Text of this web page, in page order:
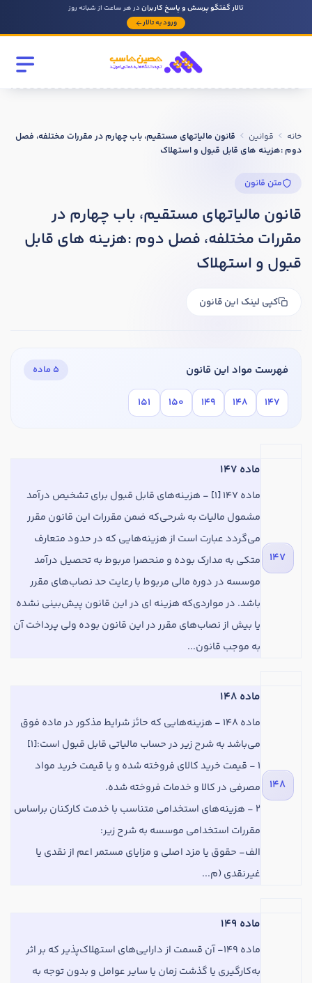
تالار گفتگو پرسش و پاسخ کاربراندر هر ساعت از شبانه روز
ورود به تالار
خانه قوانین
قانون مالیاتهای مستقیم، باب چهارم در مقررات مختلفه، فصل
دوم :هزینه های قابل قبول و استهلاک
متن قانون
قانون مالیاتهای مستقیم، باب چهارم در
مقررات مختلفه، فصل دوم :هزینه های قابل
قبول و استهلاک
کپی لینک این قانون
فهرست مواد این قانون ۵ ماده
۱۴۷ ۱۴۸ ۱۴۹ ۱۵۰ ۱۵۱
147
ماده 147
ماده
147 [1] - هزینه‌های قابل قبول برای تشخیص درآمد
مشمول مالیات به شرحی‌که ضمن مقررات این قانون مقرر
می‌گردد عبارت است از‌ هزینه‌هایی که در حدود متعارف
متکی به مدارک بوده و منحصرا مربوط به تحصیل درآمد
موسسه در دوره مالی مربوط با رعایت حد نصاب‌های مقرر
‌باشد. در مواردی‌که هزینه‌ ای در این قانون پیش‌بینی نشده
یا بیش از نصاب‌های مقرر در این قانون بوده ولی پرداخت آن
به موجب قانون...
148
ماده 148
ماده 148 - هزینه‌هایی که حائز شرایط مذکور در ماده فوق
می‌باشد به شرح زیر در حساب مالیاتی قابل قبول است:[1]
1 - قیمت خرید کالای فروخته شده و یا قیمت خرید مواد
مصرفی در کالا و خدمات فروخته‌ شده.
2 - هزینه‌های استخدامی متناسب با خدمت­ کارکنان بر­اساس
مقررات استخدامی موسسه به شرح ­زیر:
‌الف- حقوق یا مزد اصلی و مزایای مستمر اعم از نقدی یا
غیرنقدی (‌م...
ماده 149
ماده
149- آن قسمت از دارایی‌های استهلاک‌پذیر که بر اثر
به‌کارگیری یا گذشت زمان یا سایر عوامل و بدون توجه به
سابقه کار حسابداری
بله
خیر
داشته اید را بنویسید
هدف شما از آموزش چیست ؟
ارتقا
استخدام و شروع کار حسابداری
هدف بلند مدت شما از آموزش چیست ؟
ثبت شرکت حسابداری
تدریس
درخواست تعیین سطح